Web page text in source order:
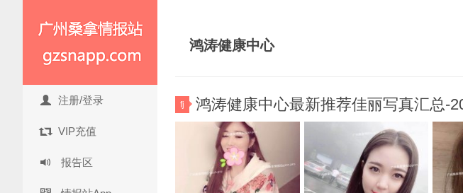
注册/登录
VIP充值
报告区
鸿涛健康中心
fj 鸿涛健康中心最新推荐佳丽写真汇总-